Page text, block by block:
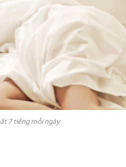
7 tiếng mỗi ngày